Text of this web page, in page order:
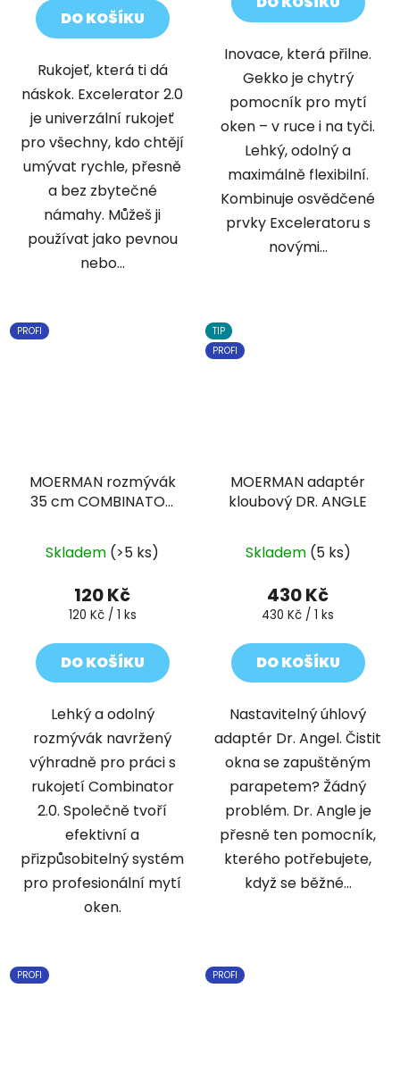
z
5
hvězdiček.
DO KOŠÍKU
Rukojeť, která ti dá
náskok. Excelerator 2.0
je univerzální rukojeť
pro všechny, kdo chtějí
umývat rychle, přesně
a bez zbytečné
námahy. Můžeš ji
používat jako pevnou
nebo...
z
hvězdiček.
Inovace, která přilne.
Gekko je chytrý
pomocník pro mytí
oken – v ruce i na tyči.
Lehký, odolný a
maximálně flexibilní.
Kombinuje osvědčené
prvky Exceleratoru s
novými...
PROFI
MOERMAN rozmývák
35 cm COMBINATOR
Skladem (>5 ks)
120 Kč
Měrná
120 Kč / 1 ks
DO KOŠÍKU
Lehký a odolný
rozmývák navržený
výhradně pro práci s
rukojetí Combinator
2.0. Společně tvoří
efektivní a
přizpůsobitelný systém
pro profesionální mytí
oken.
TIP
PROFI
MOERMAN adaptér
kloubový DR. ANGLE
Skladem (5 ks)
430 Kč
Měrná
430 Kč / 1 ks
DO KOŠÍKU
Nastavitelný úhlový
adaptér Dr. Angel. Čistit
okna se zapuštěným
parapetem? Žádný
problém. Dr. Angle je
přesně ten pomocník,
kterého potřebujete,
když se běžné...
PROFI PROFI